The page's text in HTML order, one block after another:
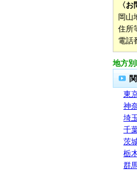
〈
岡山
住所
電話
地方
東
神
埼
千
茨
栃
群